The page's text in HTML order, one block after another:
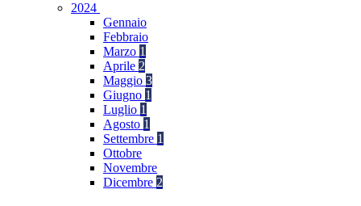
2024
Gennaio
Febbraio
Marzo 1
Aprile 2
Maggio 3
Giugno 1
Luglio 1
Agosto 1
Settembre 1
Ottobre
Novembre
Dicembre 2